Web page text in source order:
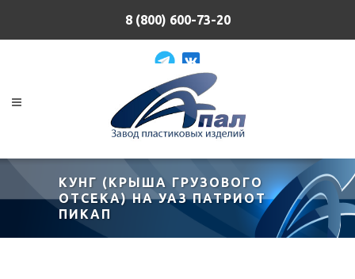
8 (800) 600-73-20
КУНГ (КРЫША ГРУЗОВОГО
ОТСЕКА) НА УАЗ ПАТРИОТ
ПИКАП